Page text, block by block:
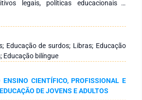
legais, políticas educacionais e
relacionadas à educação de surdos,
evidenciam que, embora tenham
normativos relacionados ao
Brasileira de Sinais (Libras) e à
persistem limitações estruturais e
comprometem as condições de
dos estudantes surdos na EJA.
a efetivação das políticas inclusivas
Educação de surdos; Libras; Educação
Educação bilíngue
ENSINO CIENTÍFICO, PROFISSIONAL E
DE JOVENS E ADULTOS